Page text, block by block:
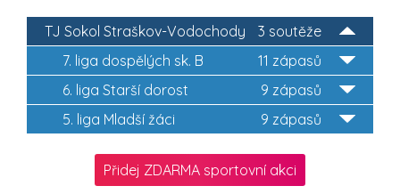
3 soutěže
TJ Sokol Straškov-Vodochody
11 zápasů
7. liga dospělých sk. B
9 zápasů
6. liga Starší dorost
9 zápasů
5. liga Mladší žáci
Přidej ZDARMA sportovní akci